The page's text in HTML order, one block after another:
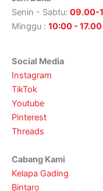
Senin - Sabtu: 09.00-
Minggu : 10:00 - 17.00
Social Media
Instagram
TikTok
Youtube
Pinterest
Threads
Cabang Kami
Kelapa Gading
Bintaro